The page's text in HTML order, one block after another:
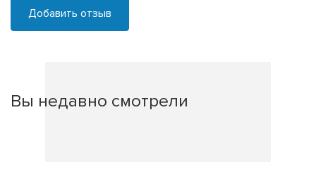
Добавить отзыв
Вы недавно смотрели